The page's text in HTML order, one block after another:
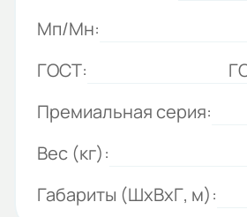
Мп/Мн:
ГОСТ:
Премиальная серия:
Вес (кг):
Габариты (ШхВхГ, м):